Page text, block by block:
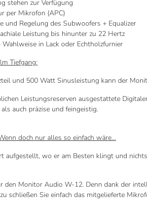
stehen zur Verfügung
per Mikrofon (APC)
und Regelung des Subwoofers + Equalizer
Leistung bis hinunter zu 22 Hertz
in Lack oder Echtholzfurnier
Tiefgang:
und 500 Watt Sinusleistung kann der
Leistungsreserven ausgestattete
auch präzise und feingeistig.
doch nur alles so einfach wäre…
wo er am Besten klingt und
den Monitor Audio W-12. Denn dank der
schließen Sie einfach das mitgelieferte